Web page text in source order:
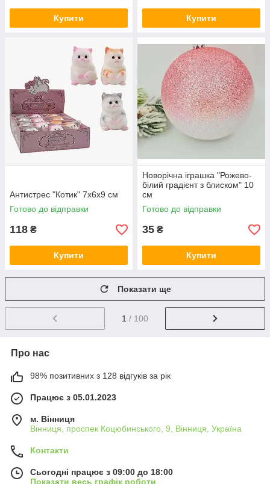
Купити Купити
Антистрес "Котик" 7х6х9 см
Готово до відправки
118 ₴
Купити
Новорічна іграшка "Рожево-
білий градієнт з блиском" 10
см
Готово до відправки
35 ₴
Купити
Показати ще
1 / 100
Про нас
98% позитивних з 128 відгуків за рік
Працює з 05.01.2023
м. Вінниця
Вінниця, проспек Коцюбинського, 9, Вінниця, Україна
Контакти
Сьогодні працює з 09:00 до 18:00
Показати весь графік роботи